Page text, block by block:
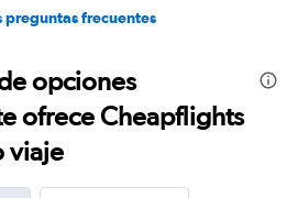
preguntas frecuentes
opciones
ofrece Cheapflights
viaje